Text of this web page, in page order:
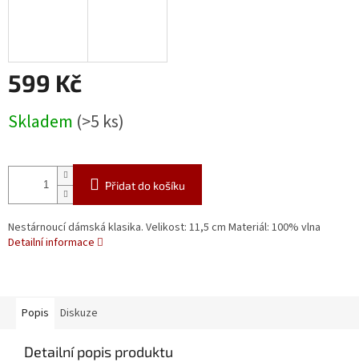
599 Kč
cena:
Skladem (>5 ks)
Přidat do košíku
Nestárnoucí dámská klasika. Velikost: 11,5 cm Materiál: 100% vlna
Detailní informace
Popis Diskuze
Detailní popis produktu